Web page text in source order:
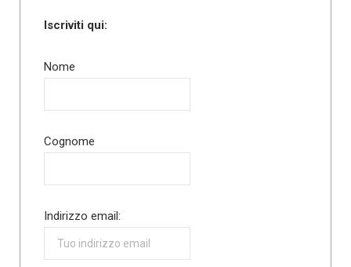
Iscriviti qui:
Nome
Cognome
Indirizzo email: